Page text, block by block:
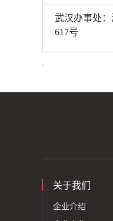
武汉办事处
617号
关于我们
企业介绍